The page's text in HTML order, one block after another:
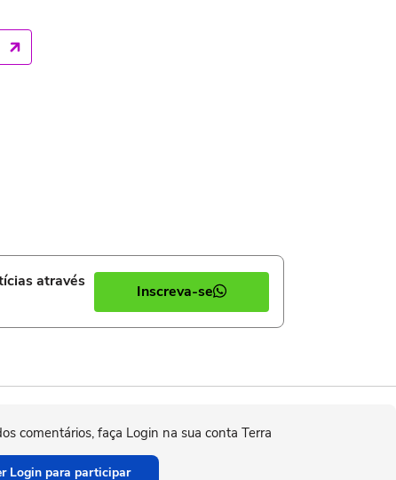
através
Inscreva-se
comentários, faça Login na sua conta Terra
Login para participar